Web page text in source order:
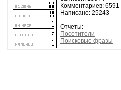
Комментариев: 6591
Написано: 25243
Отчеты:
Посетители
Поисковые фразы